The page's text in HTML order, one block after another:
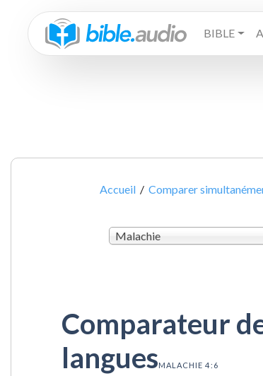
BIBLE
Accueil /Comparer
Malachie
Comparateur
languesMALACHIE 4:6